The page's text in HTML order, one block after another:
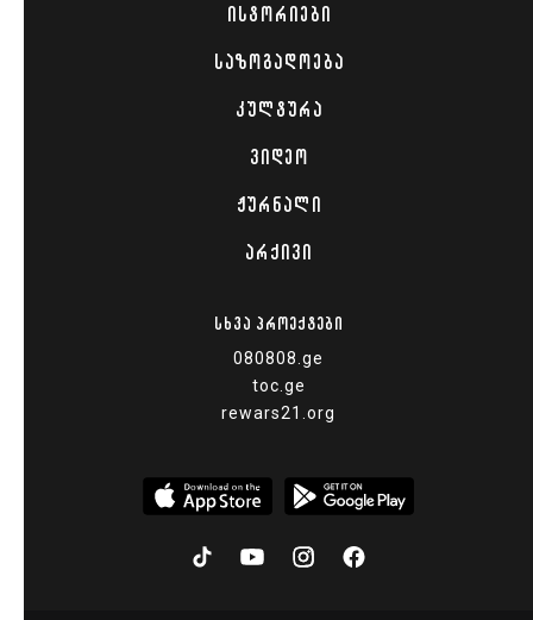
ᲘᲡᲢᲝᲠᲘᲔᲑᲘ
ᲡᲐᲖᲝᲒᲐᲓᲝᲔᲑᲐ
ᲙᲣᲚᲢᲣᲠᲐ
ᲕᲘᲓᲔᲝ
ᲟᲣᲠᲜᲐᲚᲘ
ᲐᲠᲥᲘᲕᲘ
ᲡᲮᲕᲐ ᲞᲠᲝᲔᲥᲢᲔᲑᲘ
080808.ge
toc.ge
rewars21.org